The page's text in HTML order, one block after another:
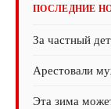
ПОСЛЕДНИЕ
За частный
Арестовали
Эта зима